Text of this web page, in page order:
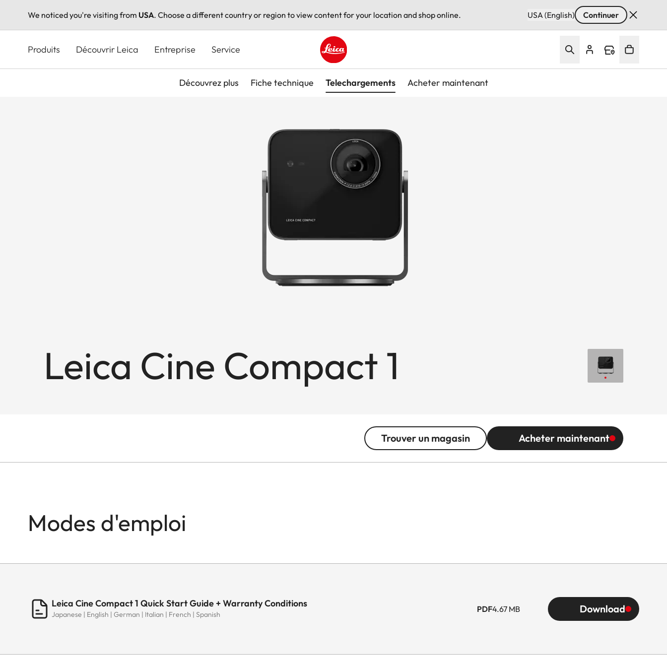
We noticed you're visiting from USA. Choose a different country or region to view content for your location and shop online. USA (English) Continuer
principal
Produits Découvrir Leica Entreprise Service
Leica logo - Home
Découvrez plus Fiche technique Telechargements Acheter maintenant
Leica Cine Compact 1
Trouver un magasin Acheter maintenant
Modes d'emploi
Leica Cine Compact 1 Quick Start Guide + Warranty Conditions
Japanese | English | German | Italian | French | Spanish
PDF4.67 MB Download